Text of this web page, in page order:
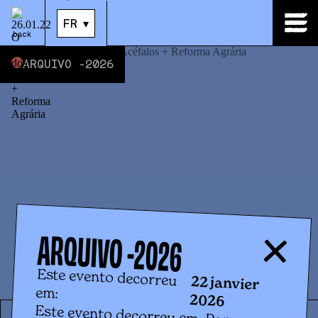
back
FR ▾
ARQUIVO -2026
ARQUIVO -2026
Este evento decorreu
em:
22 janvier
2026